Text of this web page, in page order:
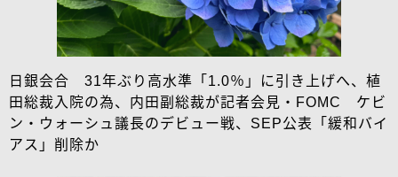
日銀会合 31年ぶり高水準「1.0％」に引き上げへ、植
田総裁入院の為、内田副総裁が記者会見・FOMC ケビ
ン・ウォーシュ議長のデビュー戦、SEP公表「緩和バイ
アス」削除か